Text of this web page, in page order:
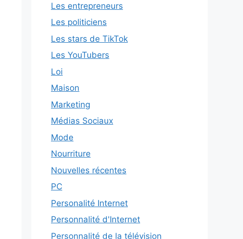
Les entrepreneurs
Les politiciens
Les stars de TikTok
Les YouTubers
Loi
Maison
Marketing
Médias Sociaux
Mode
Nourriture
Nouvelles récentes
PC
Personalité Internet
Personnalité d'Internet
Personnalité de la télévision